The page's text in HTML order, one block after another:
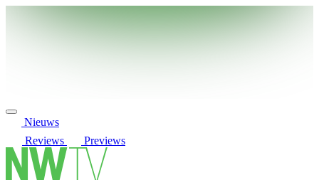
Nieuws
Reviews
Previews